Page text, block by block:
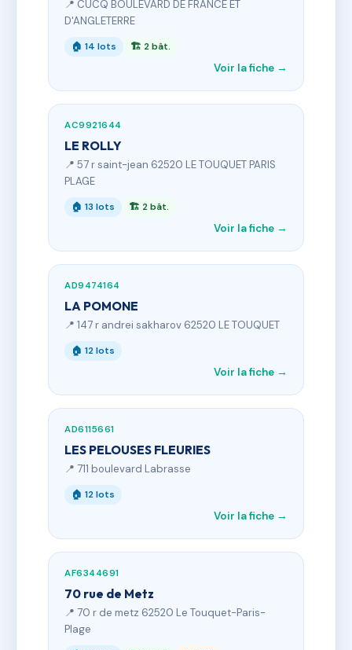
📍 CUCQ BOULEVARD DE FRANCE ET
D'ANGLETERRE
🏠 14 lots 🏗 2 bât.
Voir la fiche →
AC9921644
LE ROLLY
📍 57 r saint-jean 62520 LE TOUQUET PARIS
PLAGE
🏠 13 lots 🏗 2 bât.
Voir la fiche →
AD9474164
LA POMONE
📍 147 r andrei sakharov 62520 LE TOUQUET
🏠 12 lots
Voir la fiche →
AD6115661
LES PELOUSES FLEURIES
📍 711 boulevard Labrasse
🏠 12 lots
Voir la fiche →
AF6344691
70 rue de Metz
📍 70 r de metz 62520 Le Touquet-Paris-
Plage